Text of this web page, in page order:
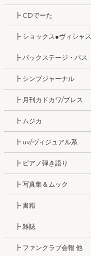
┣ CDでーた
┣ ショックス●ヴィシャス
┣ バックステージ・パス
┣ シンプジャーナル
┣ 月刊カドカワ/ブレス
┣ ムジカ
┣ uv/ヴィジュアル系
┣ ピアノ弾き語り
┣ 写真集＆ムック
┣ 書籍
┣ 雑誌
┣ ファンクラブ会報 他